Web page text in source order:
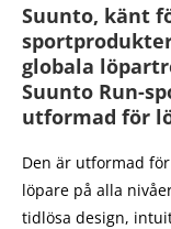
Suunto, känt
globala
Suunto Run-
utformad för
Den är utformad
löpare på alla
tidlösa design,